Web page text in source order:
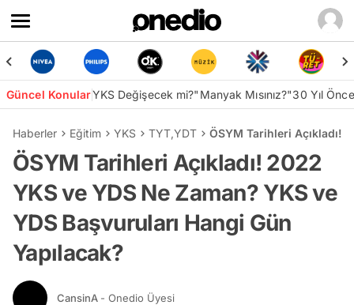
Güncel KonularYKS Değişecek mi?"Manyak Mısınız?"30 Yıl
Haberler Eğitim YKS TYT,YDT ÖSYM Tarihleri Açıkladı!
ÖSYM Tarihleri Açıkladı! 2022
YKS ve YDS Ne Zaman? YKS ve
YDS Başvuruları Hangi Gün
Yapılacak?
CansinA - Onedio Üyesi